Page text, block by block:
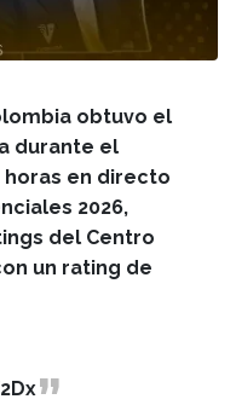
obtuvo el
durante el
horas en directo
2026,
del Centro
un rating de